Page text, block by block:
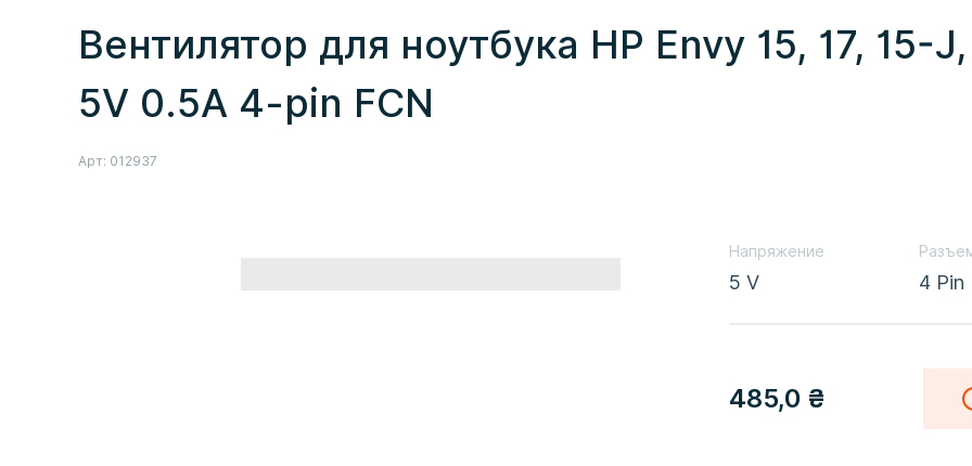
Але ми виліземо зі сховища і перетелефонуємо вам.
Вентилятор для ноутбука HP Envy 15, 17, 15-
5V 0.5A 4-pin FCN
Арт: 012937
Напряжение
5 V 4 Pin
485,0 ₴